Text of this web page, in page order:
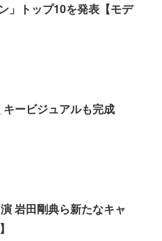
」トップ10を発表【モデ
ービジュアルも完成
岩田剛典ら新たなキャ